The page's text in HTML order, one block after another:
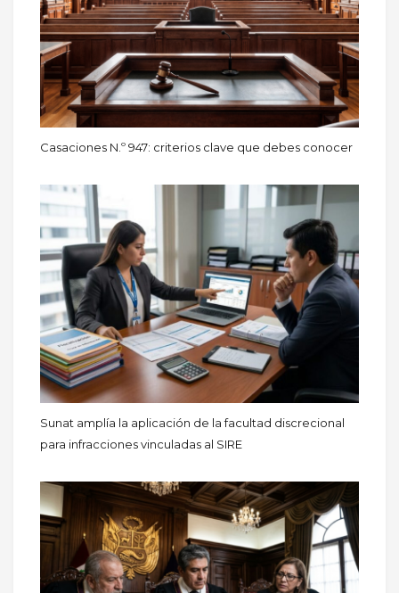
Casaciones N.º 947: criterios clave que debes conocer
Sunat amplía la aplicación de la facultad discrecional
para infracciones vinculadas al SIRE